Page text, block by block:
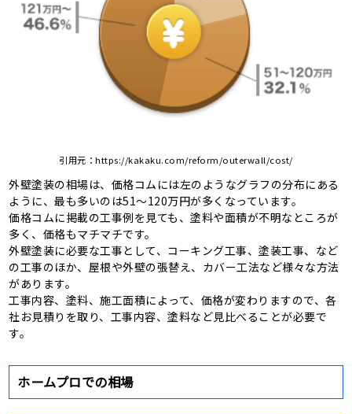
引⽤元：https://kakaku.com/reform/outerwall/cost/
外壁塗装の相場は、価格コムには左のようなグラフの分布にある
ように、最も多いのは51〜120万円が多くなっています。
価格コムに掲載の工事例を⾒ても、塗料や⾯積が不明なところが
多く、価格もマチマチです。
外壁塗装に必要な工事として、コーキング工事、塗装工事、など
の工事のほか、屋根や外壁の張替え、カバー工法など様々な方法
があります。
工事内容、塗料、施工⾯積によって、価格が変わりますので、各
社お⾒積りを取り、工事内容、塗料など⾒⽐べることが必要で
す。
ホームプロでの相場